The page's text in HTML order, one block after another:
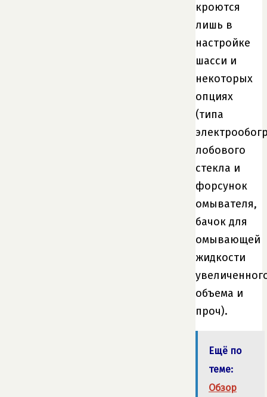
кроются
лишь в
настройке
шасси и
некоторых
опциях
(типа
лобового
стекла и
форсунок
омывателя,
бачок для
омывающей
жидкости
объема и
проч).
Ещё по
теме:
Обзор